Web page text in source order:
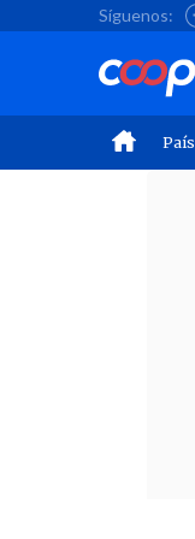
Síguenos:
País